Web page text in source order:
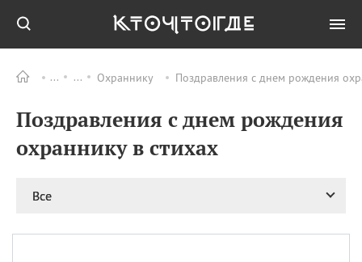
Охраннику Поздравления с днем рождения
Поздравления с днем рождения
охраннику в стихах
Все
ПРАЗДНИКИ Все
08.08 День «Счастье
случается» (Happiness
Happens Day)
великомученика